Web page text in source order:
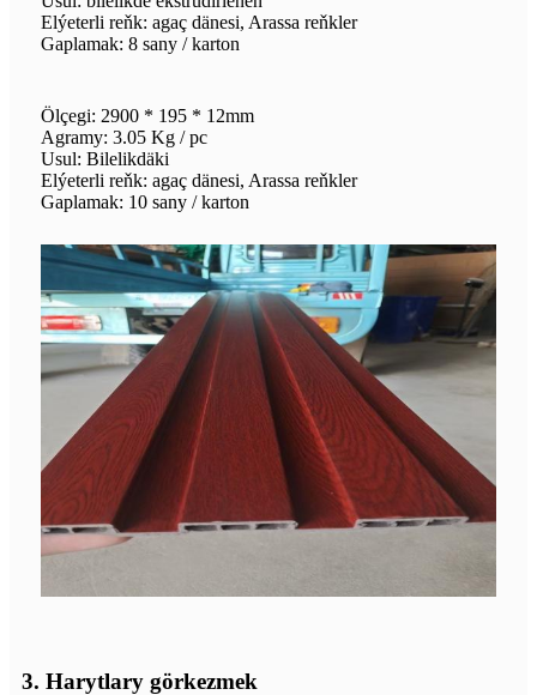
Elýeterli reňk: agaç dänesi, Arassa reňkler
Gaplamak: 8 sany / karton
Ölçegi: 2900 * 195 * 12mm
Agramy: 3.05 Kg / pc
Usul: Bilelikdäki
Elýeterli reňk: agaç dänesi, Arassa reňkler
Gaplamak: 10 sany / karton
3. Harytlary görkezmek